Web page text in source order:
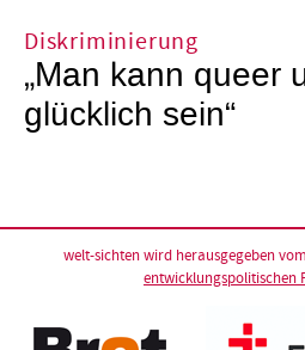
Diskriminierung
„Man kann queer
glücklich sein“
welt-sichten wird herausgegeben vom
entwicklungspolitischen